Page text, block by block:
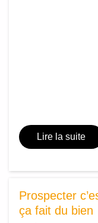
Lire la suite
Prospecter
ça fait du bien